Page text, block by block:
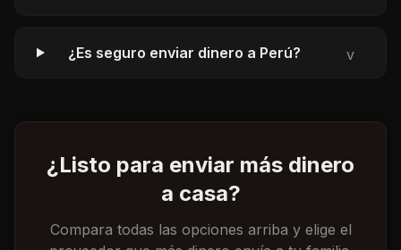
¿Es seguro enviar dinero a Perú? v
¿Listo para enviar más dinero
a casa?
Compara todas las opciones arriba y elige el